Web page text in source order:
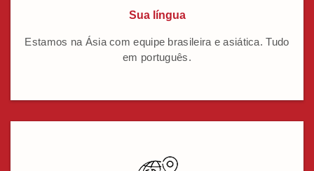
Sua língua
Estamos na Ásia com equipe brasileira e asiática. Tudo
em português.